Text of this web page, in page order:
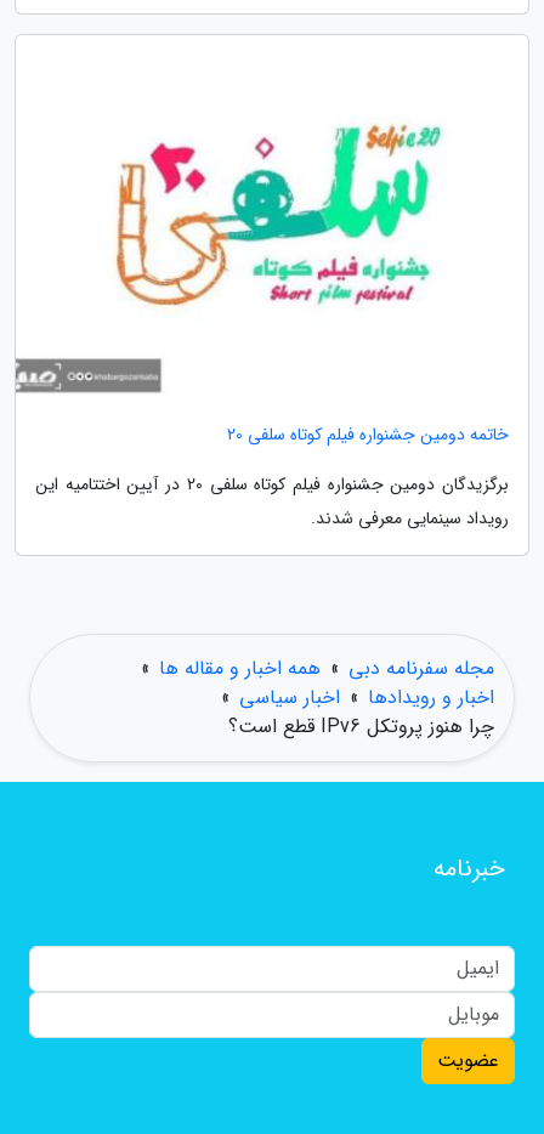
خاتمه دومین جشنواره فیلم کوتاه سلفی 20
برگزیدگان دومین جشنواره فیلم کوتاه سلفی 20 در آیین اختتامیه این
رویداد سینمایی معرفی شدند.
مجله سفرنامه دبی » همه اخبار و مقاله ها »
اخبار و رویدادها » اخبار سیاسی »
چرا هنوز پروتکل IPv6 قطع است؟
خبرنامه
عضویت